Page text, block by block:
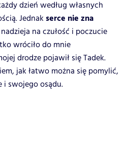
dzień według własnych
Jednak serce nie zna
na czułość i poczucie
wróciło do mnie
drodze pojawił się Tadek.
jak łatwo można się pomylić,
i swojego osądu.